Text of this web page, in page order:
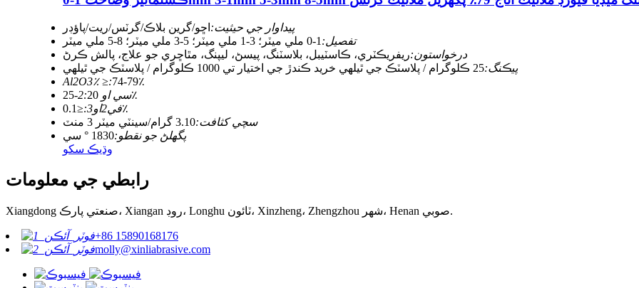
پيداوار جي حيثيت: اڇو/گرين بلاڪ/گرٽس/ريت/پاؤڊر
تفصيل: 1-0 ملي ميٽر؛ 3-1 ملي ميٽر؛ 5-3 ملي ميٽر؛ 8-5 ملي ميٽر
درخواستون:ريفريڪٽري، ڪاسٽيبل، بلاسٽنگ، پيسڻ، ليپنگ، مٿاڇري جو علاج، پالش ڪرڻ
پيڪنگ:25 ڪلوگرام / پلاسٽڪ جي ٿيلهي خريد ڪندڙ جي اختيار تي 1000 ڪلوگرام / پلاسٽڪ جي ٿيلهي
Al2O3٪ ≥:74-79٪
سي او 2:20-25٪
في2او3:≤0.1٪
سچي کثافت:3.10 گرام/سينٽي ميٽر 3 منٽ
پگھلڻ جو نقطو:1830 ° سي
وڌيڪ سکو
رابطي جي معلومات
Xiangdong صنعتي پارڪ، Xiangan روڊ، Longhu ٽائون، Xinzheng، Zhengzhou شهر، Henan صوبي.
+86 15890168176
molly@xinliabrasive.com